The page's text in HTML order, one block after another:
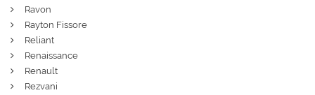
Ravon
Rayton Fissore
Reliant
Renaissance
Renault
Rezvani